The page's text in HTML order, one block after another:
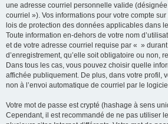
une adresse courriel personnelle valide
courriel »). Vos informations pour votre compte
lois de protection des données applicables dans
Toute information en-dehors de votre nom
et de votre adresse courriel requise par « »
d’enregistrement, qu’elle soit obligatoire ou non,
Dans tous les cas, vous pouvez choisir quelle
affichée publiquement. De plus, dans votre profil,
non à l’envoi automatique de courriel par le
Votre mot de passe est crypté (hashage à sens
Cependant, il est recommandé de ne pas utiliser